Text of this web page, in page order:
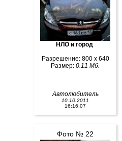
НЛО и город
Разрешение: 800 x 640
Размер: 0.11 Мб.
Автолюбитель
10.10.2011
16:16:07
Фото № 22